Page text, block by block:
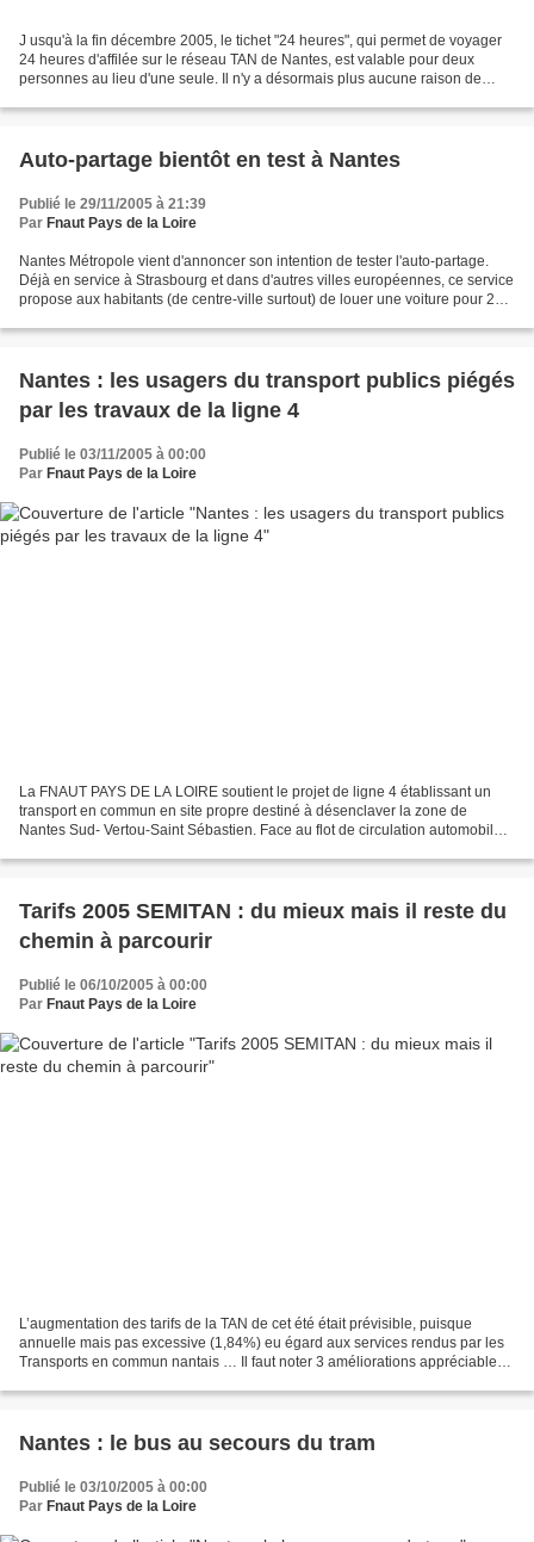
J usqu'à la fin décembre 2005, le tichet "24 heures", qui permet de voyager
24 heures d'affilée sur le réseau TAN de Nantes, est valable pour deux
personnes au lieu d'une seule. Il n'y a désormais plus aucune raison de
Auto-partage bientôt en test à Nantes
Publié le 29/11/2005 à 21:39
Par Fnaut Pays de la Loire
Nantes Métropole vient d'annoncer son intention de tester l'auto-partage.
Déjà en service à Strasbourg et dans d'autres villes européennes, ce service
propose aux habitants (de centre-ville surtout) de louer une voiture pour 2
Nantes : les usagers du transport publics piégés
par les travaux de la ligne 4
Publié le 03/11/2005 à 00:00
Par Fnaut Pays de la Loire
La FNAUT PAYS DE LA LOIRE soutient le projet de ligne 4 établissant un
transport en commun en site propre destiné à désenclaver la zone de
Nantes Sud- Vertou-Saint Sébastien. Face au flot de circulation automobile
Tarifs 2005 SEMITAN : du mieux mais il reste du
chemin à parcourir
Publié le 06/10/2005 à 00:00
Par Fnaut Pays de la Loire
L’augmentation des tarifs de la TAN de cet été était prévisible, puisque
annuelle mais pas excessive (1,84%) eu égard aux services rendus par les
Transports en commun nantais … Il faut noter 3 améliorations appréciables,
Nantes : le bus au secours du tram
Publié le 03/10/2005 à 00:00
Par Fnaut Pays de la Loire